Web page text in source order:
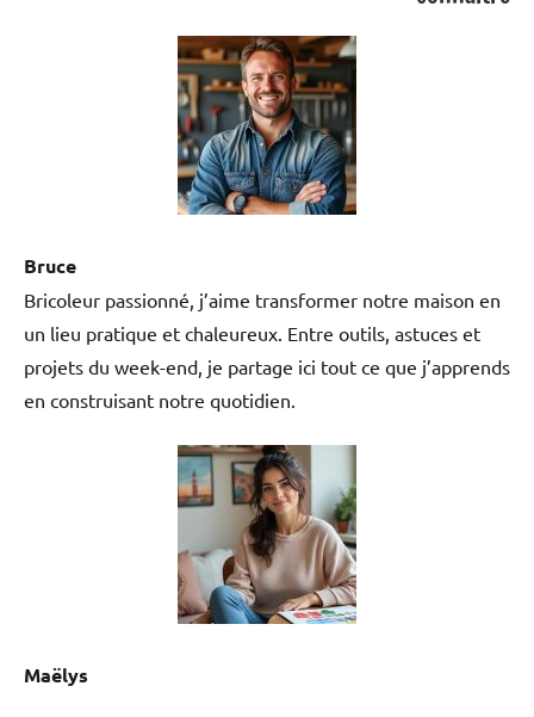
également clair. Parce que
chaque bac a un insert sur le
devant, vous pouvez les
étiqueter. Grâce à la plaque en
MDF sur le dessus, aucune
poussière ne pénètre dans les
bacs supérieurs.
Bruce
Bricoleur passionné, j’aime transformer notre maison en
un lieu pratique et chaleureux. Entre outils, astuces et
projets du week-end, je partage ici tout ce que j’apprends
en construisant notre quotidien.
Maëlys